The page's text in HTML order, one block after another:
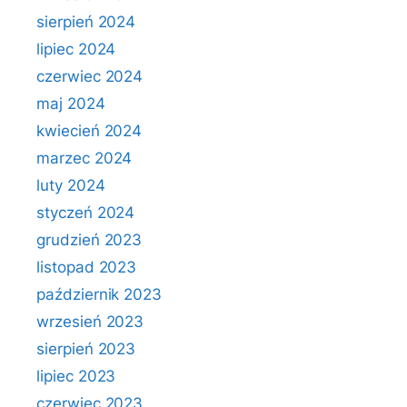
sierpień 2024
lipiec 2024
czerwiec 2024
maj 2024
kwiecień 2024
marzec 2024
luty 2024
styczeń 2024
grudzień 2023
listopad 2023
październik 2023
wrzesień 2023
sierpień 2023
lipiec 2023
czerwiec 2023